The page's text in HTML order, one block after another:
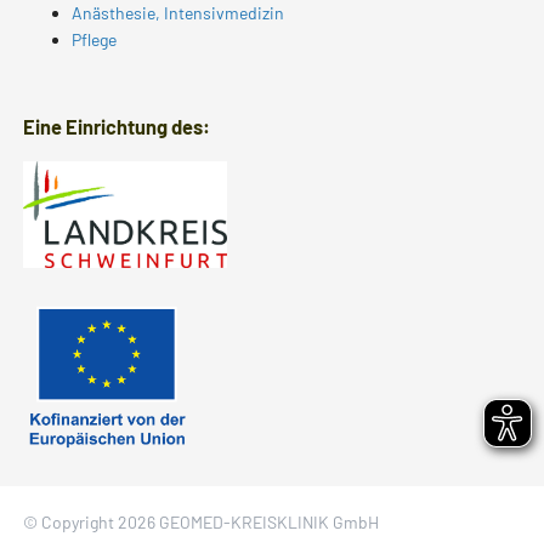
Anästhesie, Intensivmedizin
Pflege
Eine Einrichtung des:
© Copyright 2026 GEOMED-KREISKLINIK GmbH